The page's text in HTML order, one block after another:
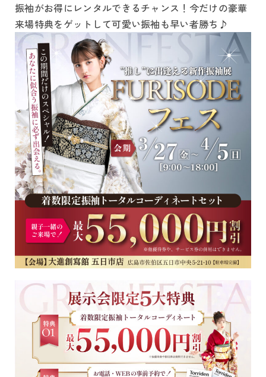
振袖がお得にレンタルできるチャンス！今だけの豪華
来場特典をゲットして可愛い振袖も早い者勝ち♪